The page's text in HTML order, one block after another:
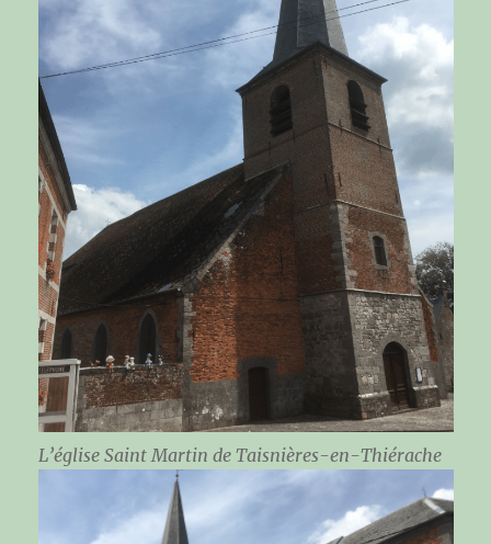
L’église Saint Martin de Taisnières-en-Thiérache